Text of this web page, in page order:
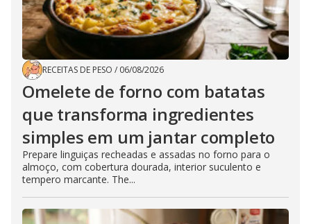
RECEITAS DE PESO / 06/08/2026
Omelete de forno com batatas
que transforma ingredientes
simples em um jantar completo
Prepare linguiças recheadas e assadas no forno para o
almoço, com cobertura dourada, interior suculento e
tempero marcante. The...